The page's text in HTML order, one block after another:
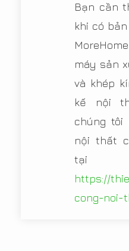
Bạn cần
khi có
máy sản
và khép
kế nội
chúng tôi
nội thất
https://
cong-noi-